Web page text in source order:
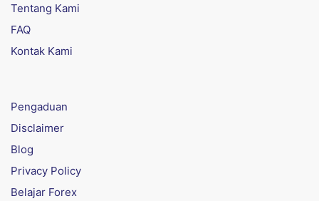
Tentang Kami
FAQ
Kontak Kami
Pengaduan
Disclaimer
Blog
Privacy Policy
Belajar Forex